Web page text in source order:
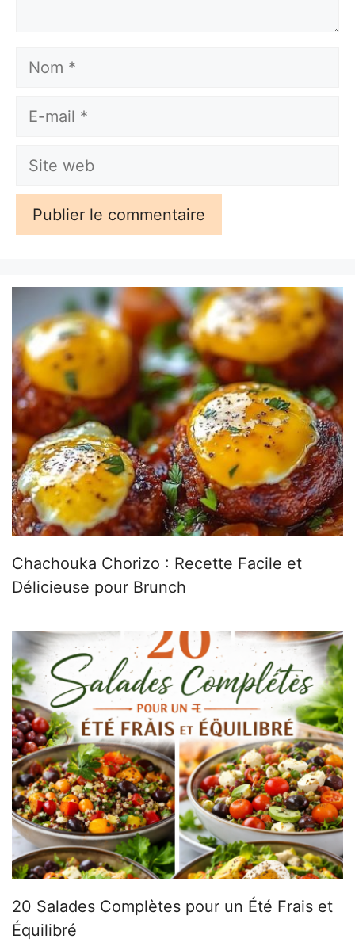
Nom
E-
Site
Chachouka Chorizo : Recette Facile et
Délicieuse pour Brunch
20 Salades Complètes pour un Été Frais et
Équilibré